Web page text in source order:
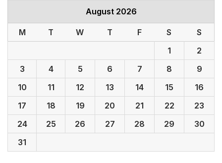
August 2026
M T W T F S
S
1
2
3
4 5 6 7 8
9
10
11 12 13 14 15
16
17
18 19 20 21 22
23
24
25 26 27 28 29
30
31